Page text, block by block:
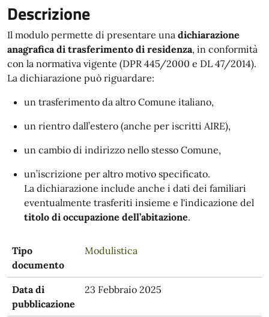
Descrizione
Il modulo permette di presentare una dichiarazione
anagrafica di trasferimento di residenza, in conformità
con la normativa vigente (DPR 445/2000 e DL 47/2014).
La dichiarazione può riguardare:
un trasferimento da altro Comune italiano,
un rientro dall’estero (anche per iscritti AIRE),
un cambio di indirizzo nello stesso Comune,
un’iscrizione per altro motivo specificato.
La dichiarazione include anche i dati dei familiari
eventualmente trasferiti insieme e l'indicazione del
titolo di occupazione dell’abitazione.
Tipo
documento
Modulistica
Data di
pubblicazione
23 Febbraio 2025